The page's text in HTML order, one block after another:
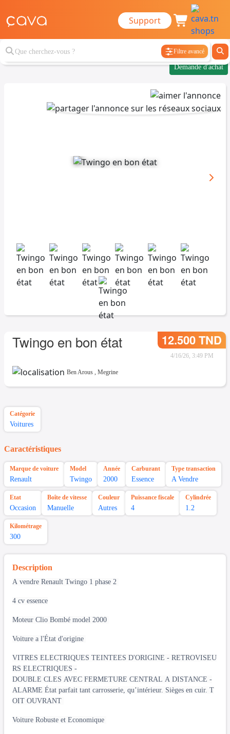
Support
Filtre avancé
Demande d'achat
Twingo en bon état 12.500 TND
4/16/26, 3:49 PM
Ben Arous , Megrine
Catégorie
Voitures
Caractéristiques
Marque de voiture
Renault
Model
Twingo
Année
2000
Carburant
Essence
Type transaction
A Vendre
Etat
Occasion
Boîte de vitesse
Manuelle
Couleur
Autres
Puissance fiscale
4
Cylindrée
1.2
Kilométrage
300
Description
A vendre Renault Twingo 1 phase 2
4 cv essence
Moteur Clio Bombé model 2000
Voiture a l'État d'origine
VITRES ELECTRIQUES TEINTEES D'ORIGINE - RETROVISEU
RS ELECTRIQUES -
DOUBLE CLES AVEC FERMETURE CENTRAL A DISTANCE -
ALARME État parfait tant carrosserie, qu’intérieur. Sièges en cuir. T
OIT OUVRANT
Voiture Robuste et Economique